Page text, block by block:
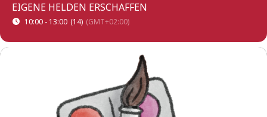
EIGENE HELDEN ERSCHAFFEN
10:00 - 13:00 (14) (GMT+02:00)